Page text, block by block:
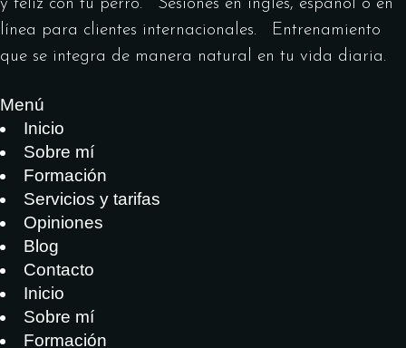
y feliz con tu perro. Sesiones en inglés, español o en
línea para clientes internacionales. Entrenamiento
que se integra de manera natural en tu vida diaria.
Menú
Inicio
Sobre mí
Formación
Servicios y tarifas
Opiniones
Blog
Contacto
Inicio
Sobre mí
Formación